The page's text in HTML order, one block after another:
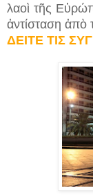
λαοὶ τῆς
ἀντίσταση ἀπὸ
ΔΕΙΤΕ ΤΙΣ